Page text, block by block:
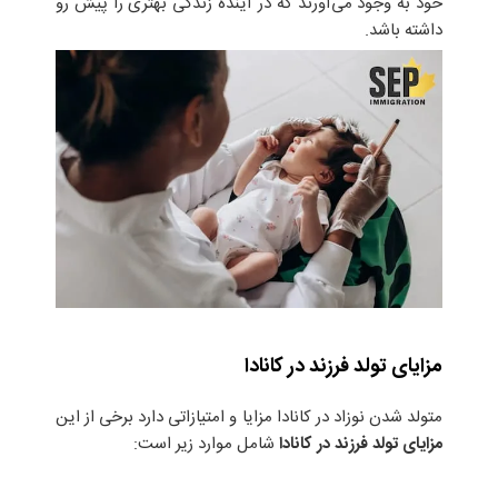
داشته باشد.
مزایای تولد فرزند در کانادا
متولد شدن نوزاد در کانادا مزایا و امتیازاتی دارد برخی از این
مزایای تولد فرزند در کانادا شامل موارد زیر است: